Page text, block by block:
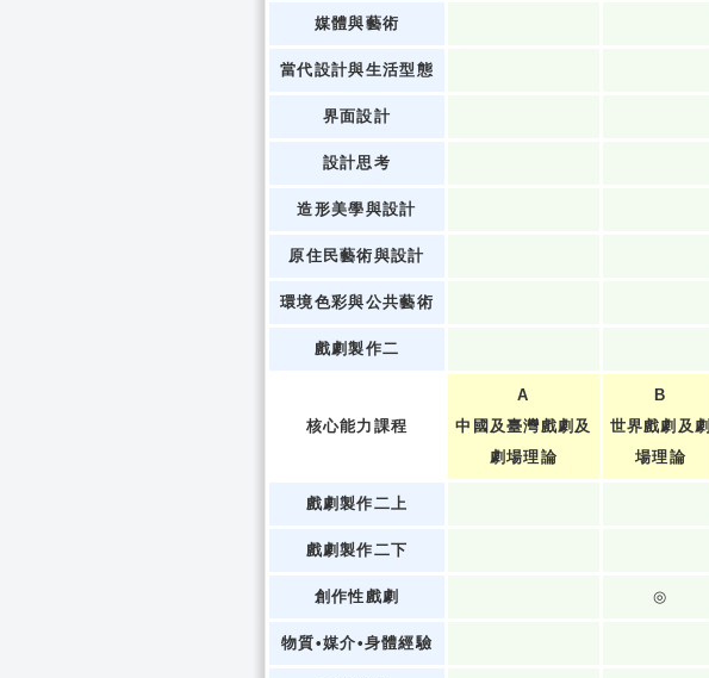
媒體與藝術
當代設計與生活型態
界面設計
設計思考
造形美學與設計
原住民藝術與設計
環境色彩與公共藝術
戲劇製作二
核心能力課程
A
中國及臺灣戲劇及
劇場理論
B
世界戲劇及劇
場理論
戲劇製作二上
戲劇製作二下
創作性戲劇 ◎
物質•媒介•身體經驗